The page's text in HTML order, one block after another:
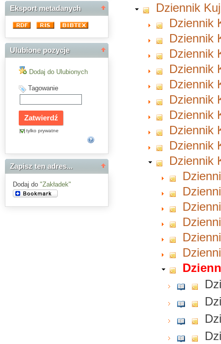
Eksport metadanych
Ulubione pozycje
Dodaj do Ulubionych
Tagowanie
tylko prywatne
Zapisz ten adres...
Dodaj do "Zakładek"
Dziennik
Dziennik
Dziennik
Dziennik
Dziennik
Dziennik
Dziennik
Dziennik
Dziennik
Dziennik
Dziennik